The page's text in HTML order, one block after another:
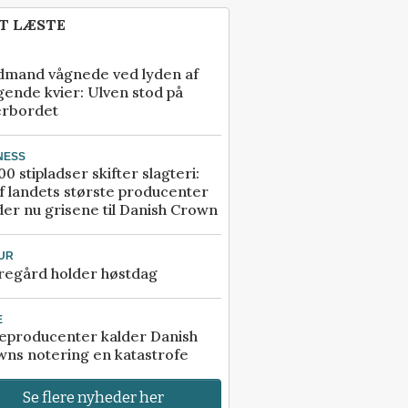
LÆSTE
vågnede ved lyden af
kvier: Ulven stod på
stipladser skifter slagteri:
landets største producenter
nu grisene til Danish Crown
holder høstdag
kalder Danish
notering en katastrofe
Se flere nyheder her